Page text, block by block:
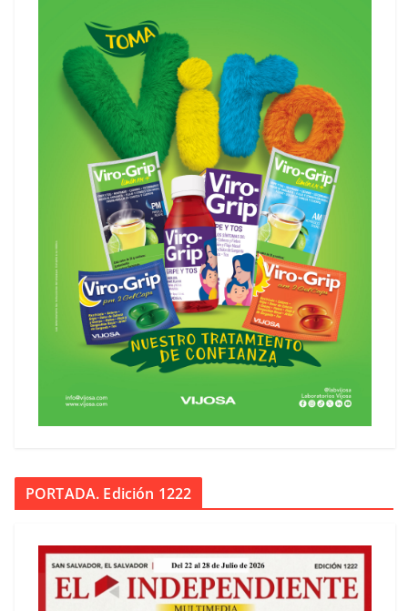
PORTADA. Edición 1222